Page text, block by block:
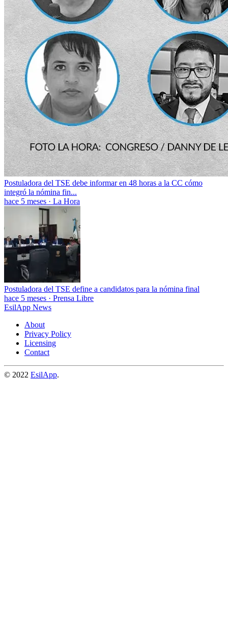
Postuladora del TSE debe informar en 48 horas a la CC cómo
integró la nómina fin...
hace 5 meses · La Hora
Postuladora del TSE define a candidatos para la nómina final
hace 5 meses · Prensa Libre
EsilApp News
About
Privacy Policy
Licensing
Contact
© 2022 EsilApp.